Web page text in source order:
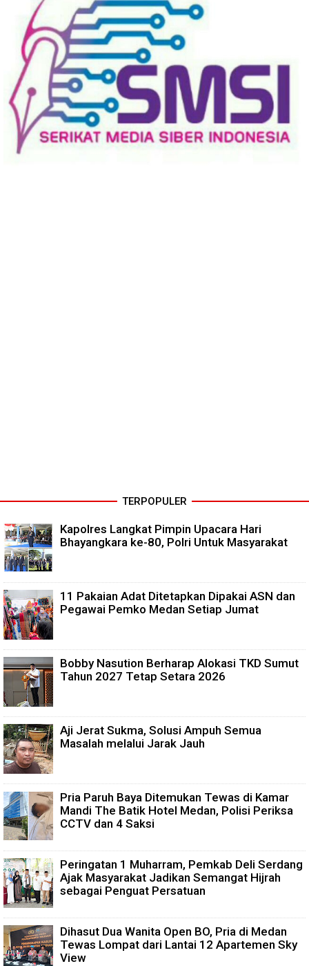
TERPOPULER
Kapolres Langkat Pimpin Upacara Hari
Bhayangkara ke-80, Polri Untuk Masyarakat
11 Pakaian Adat Ditetapkan Dipakai ASN dan
Pegawai Pemko Medan Setiap Jumat
Bobby Nasution Berharap Alokasi TKD Sumut
Tahun 2027 Tetap Setara 2026
Aji Jerat Sukma, Solusi Ampuh Semua
Masalah melalui Jarak Jauh
Pria Paruh Baya Ditemukan Tewas di Kamar
Mandi The Batik Hotel Medan, Polisi Periksa
CCTV dan 4 Saksi
Peringatan 1 Muharram, Pemkab Deli Serdang
Ajak Masyarakat Jadikan Semangat Hijrah
sebagai Penguat Persatuan
Dihasut Dua Wanita Open BO, Pria di Medan
Tewas Lompat dari Lantai 12 Apartemen Sky
View